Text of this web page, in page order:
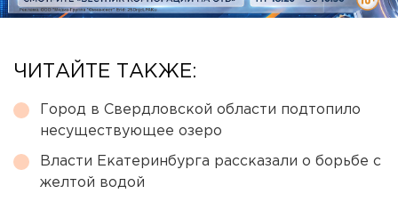
ЧИТАЙТЕ ТАКЖЕ:
Город в Свердловской области подтопило
несуществующее озеро
Власти Екатеринбурга рассказали о борьбе с
желтой водой